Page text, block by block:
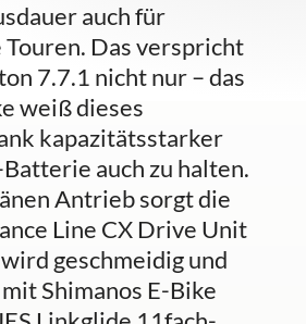
auch für
Das verspricht
7.7.1 nicht nur – das
weiß dieses
kapazitätsstarker
auch zu halten.
Antrieb sorgt die
Line CX Drive Unit
geschmeidig und
Shimanos E-Bike